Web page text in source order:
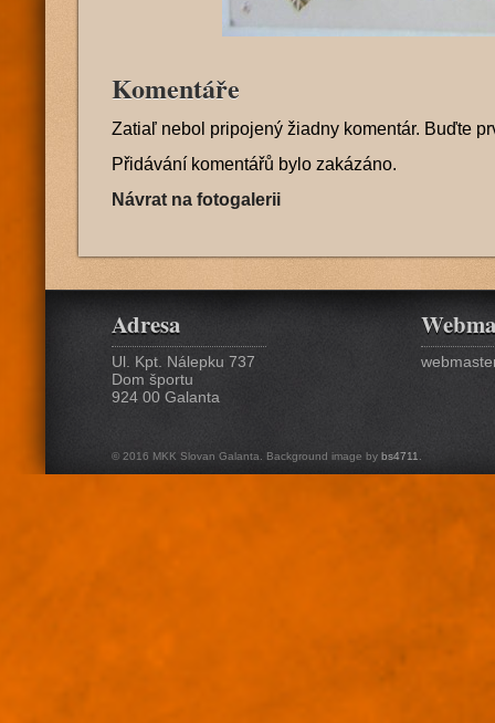
Komentáře
Zatiaľ nebol pripojený žiadny komentár. Buďte
Přidávání komentářů bylo zakázáno.
Návrat na fotogalerii
Adresa
Ul. Kpt. Nálepku 737
Dom športu
924 00 Galanta
© 2016 MKK Slovan Galanta. Background image by bs4711